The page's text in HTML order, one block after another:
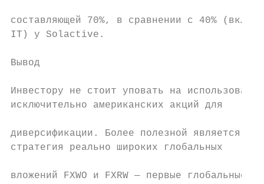
составляющей 70%, в сравнении с 40%
IT) у Solactive.
Вывод
Инвестору не стоит уповать на
исключительно американских акций
диверсификации. Более полезной является
стратегия реально широких глобальных
вложений FXWO и FXRW — первые глобальные